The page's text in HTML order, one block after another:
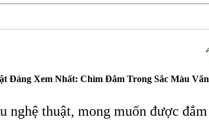
Đáng Xem Nhất: Chìm Đắm Trong Sắc Màu Văn
nghệ thuật, mong muốn được đắm